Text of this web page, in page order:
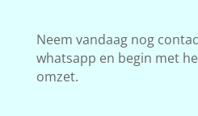
Neem vandaag nog
whatsapp en begin met
omzet.